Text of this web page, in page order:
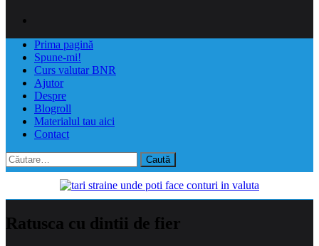
Prima pagină
Spune-mi!
Curs valutar BNR
Ajutor
Despre
Blogroll
Materialul tau aici
Contact
Caută
după:
Ratusca cu dintii de fier